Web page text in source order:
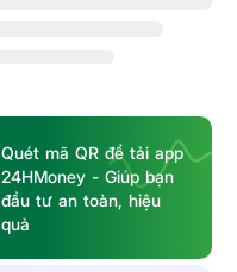
Quét mã QR để tải app
24HMoney - Giúp bạn
đầu tư an toàn, hiệu
quả